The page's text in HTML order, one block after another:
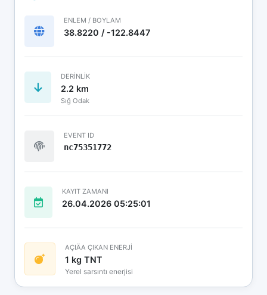
ENLEM / BOYLAM
38.8220 / -122.8447
DERINLIK
2.2 km
Sığ Odak
EVENT ID
nc75351772
KAYIT ZAMANI
26.04.2026 05:25:01
AÇIÄA ÇIKAN ENERJİ
1 kg TNT
Yerel sarsıntı enerjisi